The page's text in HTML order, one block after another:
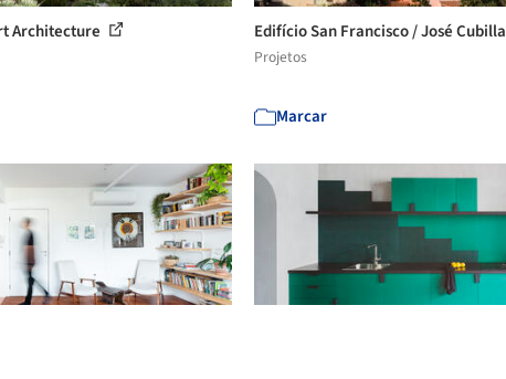
Architecture Edifício San Francisco / José Cubilla
Projetos
Marcar